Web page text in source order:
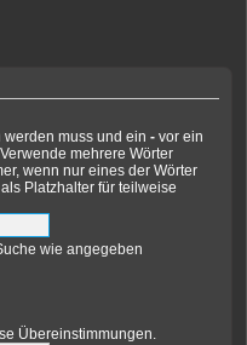
muss und ein - vor ein
mehrere Wörter
wenn nur eines der Wörter
Platzhalter für teilweise
wie angegeben
Übereinstimmungen.